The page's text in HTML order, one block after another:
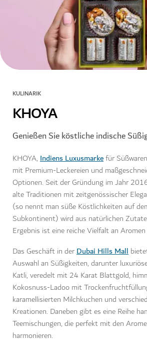
KULINARIK
KHOYA
Genießen Sie köstliche indische
KHOYA, Indiens Luxusmarkefür
mit Premium-Leckereien und
Optionen. Seit der Gründung im Jahr
alte Traditionen mit zeitgenössischer
(so nennt man süße Köstlichkeiten auf
Subkontinent) wird aus natürlichen
Ergebnis ist eine reiche Vielfalt an
Das Geschäft in derDubai Hills Mall
Auswahl an Süßigkeiten, darunter
Katli, veredelt mit 24 Karat Blattgold,
Kokosnuss-Ladoo mit
karamellisierten Milchkuchen und
Kreationen. Daneben gibt es eine Reihe
Teemischungen, die perfekt mit den
harmonieren.